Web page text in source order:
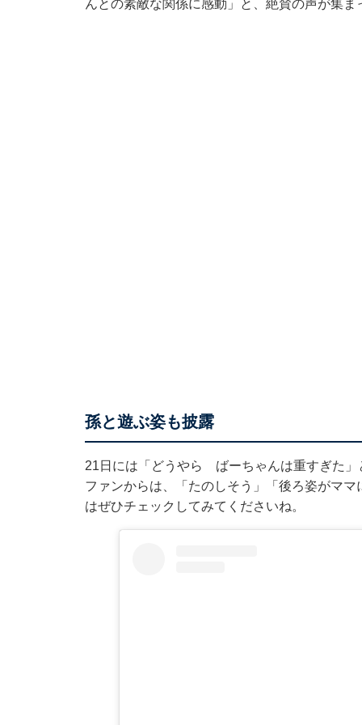
んとの素敵な関係に感動」と、絶賛の声が集ま
孫と遊ぶ姿も披露
21日には「どうやら ばーちゃんは重すぎた」
ファンからは、「たのしそう」「後ろ姿がマ
はぜひチェックしてみてくださいね。